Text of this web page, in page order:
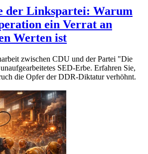
der Linkspartei: Warum
ein Verrat an
Werten ist
zwischen CDU und der Partei "Die
SED-Erbe. Erfahren Sie,
die Opfer der DDR-Diktatur verhöhnt.